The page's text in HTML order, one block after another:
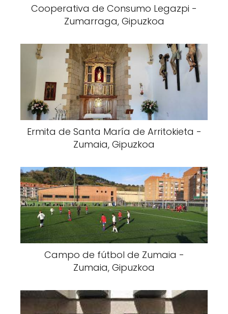
Cooperativa de Consumo Legazpi -
Zumarraga, Gipuzkoa
Ermita de Santa María de Arritokieta -
Zumaia, Gipuzkoa
Campo de fútbol de Zumaia -
Zumaia, Gipuzkoa